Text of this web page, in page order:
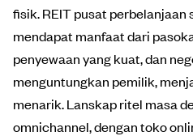
fisik. REIT pusat
mendapat manfaat dari
penyewaan yang kuat, dan
menguntungkan pemilik,
menarik. Lanskap ritel masa
omnichannel, dengan toko